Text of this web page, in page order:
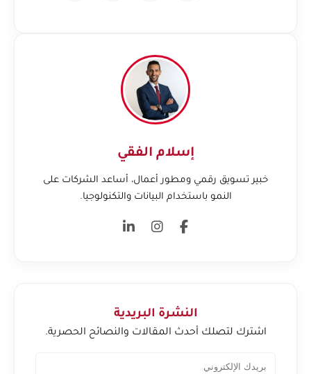
إسلام الفقي
خبير تسويق رقمي ومطور أعمال، أساعد الشركات على
النمو باستخدام البيانات والتكنولوجيا.
النشرة البريدية
اشترك لتصلك أحدث المقالات والنصائح الحصرية.